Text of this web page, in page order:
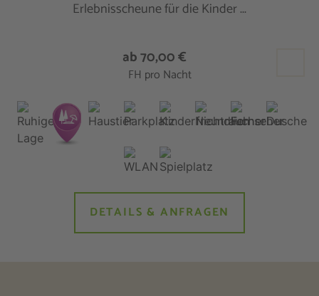
Erlebnisscheune für die Kinder ...
ab 70,00 €
FH pro Nacht
DETAILS & ANFRAGEN